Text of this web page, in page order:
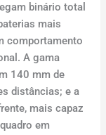
binário total
mais
comportamento
A gama
140 mm de
distâncias; e a
mais capaz
em